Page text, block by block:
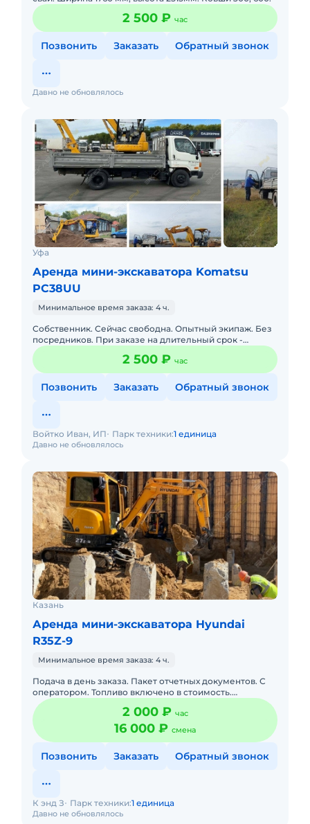
2 500 ₽ час
Позвонить Заказать Обратный звонок
Давно не обновлялось
Уфа
Аренда мини-экскаватора Komatsu
PC38UU
Минимальное время заказа: 4 ч.
Собственник. Сейчас свободна. Опытный экипаж. Без
посредников. При заказе на длительный срок -
скидки. Подача в день заказа. Долгосрочная аренда.
Наличный и без
2 500 ₽ час
Позвонить Заказать Обратный звонок
Давно не обновлялось
Войтко Иван, ИП Парк техники:1 единица
Казань
Аренда мини-экскаватора Hyundai
R35Z-9
Минимальное время заказа: 4 ч.
Подача в день заказа. Пакет отчетных документов. С
оператором. Топливо включено в стоимость.
Долгосрочная аренда. Краткосрочная аренда. Техника
с малой наработк
2 000 ₽ час
16 000 ₽ смена
Позвонить Заказать Обратный звонок
Давно не обновлялось
К энд З Парк техники:1 единица